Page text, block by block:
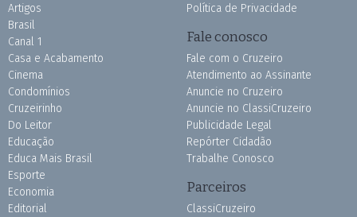
Artigos
Brasil
Canal 1
Casa e Acabamento
Cinema
Condomínios
Cruzeirinho
Do Leitor
Educação
Educa Mais Brasil
Esporte
Economia
Editorial
Política de Privacidade
Fale conosco
Fale com o Cruzeiro
Atendimento ao Assinante
Anuncie no Cruzeiro
Anuncie no ClassiCruzeiro
Publicidade Legal
Repórter Cidadão
Trabalhe Conosco
Parceiros
ClassiCruzeiro